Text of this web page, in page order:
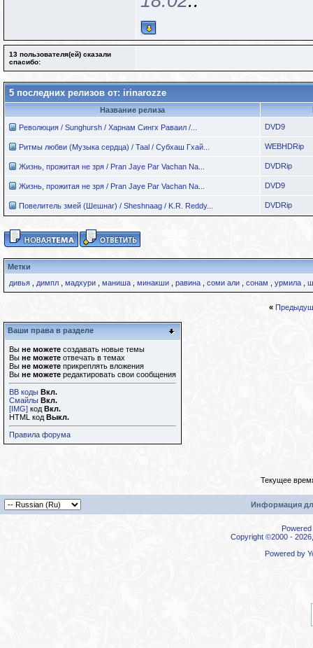
13 пользователя(ей) сказали
cпасибо:
5 последних релизов от: irinarozze
Название релиза
Революция / Sunghursh / Харнам Сингх Раваил /... DVD9
Ритмы любви (Музыка сердца) / Taal / Субхаш Гхай... WEBHDRip
Жизнь, прожитая не зря / Pran Jaye Par Vachan Na... DVDRip
Жизнь, прожитая не зря / Pran Jaye Par Vachan Na... DVD9
Повелитель змей (Шешнаг) / Sheshnaag / K.R. Reddy... DVDRip
Метки
дивья
димпл мадхури маниша минакши равина соми али сонам урмила
«
Ваши права в разделе
Вы не можете создавать новые темы
Вы не можете отвечать в темах
Вы не можете прикреплять вложения
Вы не можете редактировать свои сообщения
BB коды Вкл.
Смайлы Вкл.
[IMG] код Вкл.
HTML код Выкл.
Правила форума
Текущее
Информация
Copyright ©2000 -
Powered by